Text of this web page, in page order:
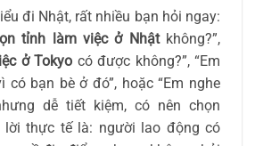
đi Nhật, rất nhiều bạn hỏi ngay:
tỉnh làm việc ở Nhậtkhông?”,
ở Tokyo có được không?”, “Em
có bạn bè ở đó”, hoặc “Em nghe
dễ tiết kiệm, có nên chọn
lời thực tế là: người lao động có